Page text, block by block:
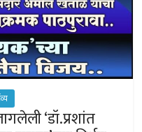
‘डॉ.प्रशांत